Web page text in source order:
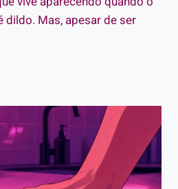
dildo. Mas, apesar de ser